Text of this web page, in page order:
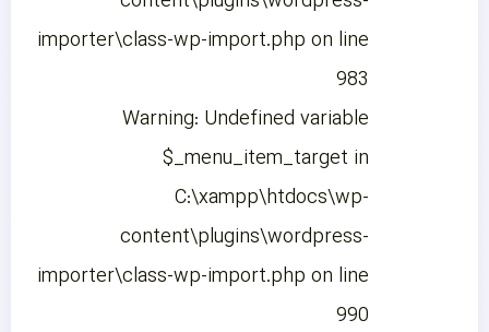
importer\class-wp-import.php on line
983
Warning: Undefined variable
$_menu_item_target in
C:\xampp\htdocs\wp-
content\plugins\wordpress-
importer\class-wp-import.php on line
990